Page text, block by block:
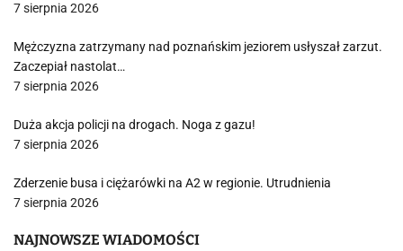
7 sierpnia 2026
Mężczyzna zatrzymany nad poznańskim jeziorem usłyszał zarzut.
Zaczepiał nastolat…
7 sierpnia 2026
Duża akcja policji na drogach. Noga z gazu!
7 sierpnia 2026
Zderzenie busa i ciężarówki na A2 w regionie. Utrudnienia
7 sierpnia 2026
NAJNOWSZE WIADOMOŚCI